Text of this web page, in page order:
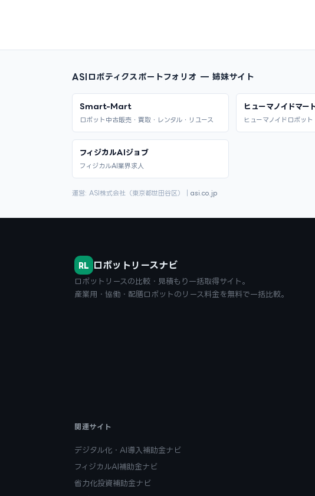
ASIロボティクスポートフォリオ — 姉妹サイト
Smart-Mart
ロボット中古販売・買取・レンタル・リユース
ヒューマノイドマー
ヒューマノイドロボッ
フィジカルAIジョブ
フィジカルAI業界求人
運営: ASI株式会社（東京都世田谷区）｜ asi.co.jp
RL ロボットリースナビ
ロボットリースの比較・見積もり一括取得サイト。
産業用・協働・配膳ロボットのリース料金を無料で一括比較。
関連サイト
デジタル化・AI導入補助金ナビ
フィジカルAI補助金ナビ
省力化投資補助金ナビ